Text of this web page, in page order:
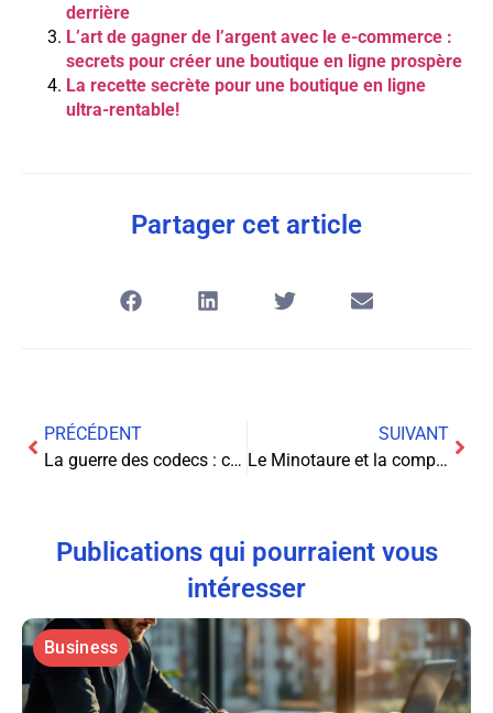
derrière
L’art de gagner de l’argent avec le e-commerce :
secrets pour créer une boutique en ligne prospère
La recette secrète pour une boutique en ligne
ultra-rentable!
Partager cet article
PRÉCÉDENT
La guerre des codecs : comment sont compressés nos contenus préférés
SUIVANT
Le Minotaure et la complexité des labyrinthes de données : une odyssée hors du commun
Publications qui pourraient vous
intéresser
Business